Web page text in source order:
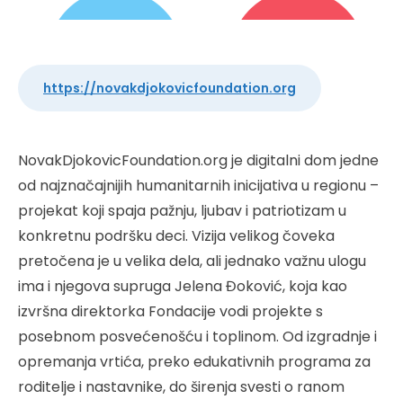
https://novakdjokovicfoundation.org
NovakDjokovicFoundation.org je digitalni dom jedne
od najznačajnijih humanitarnih inicijativa u regionu –
projekat koji spaja pažnju, ljubav i patriotizam u
konkretnu podršku deci. Vizija velikog čoveka
pretočena je u velika dela, ali jednako važnu ulogu
ima i njegova supruga Jelena Đoković, koja kao
izvršna direktorka Fondacije vodi projekte s
posebnom posvećenošću i toplinom. Od izgradnje i
opremanja vrtića, preko edukativnih programa za
roditelje i nastavnike, do širenja svesti o ranom